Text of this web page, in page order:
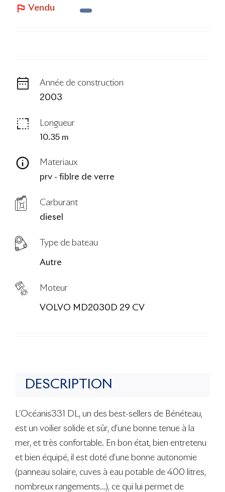
Vendu
Année de construction
2003
Longueur
10.35 m
Materiaux
prv - fiblre de verre
Carburant
diesel
Type de bateau
Autre
Moteur
VOLVO MD2030D 29 CV
DESCRIPTION
L’Océanis331 DL, un des best-sellers de Bénéteau,
est un voilier solide et sûr, d’une bonne tenue à la
mer, et très confortable. En bon état, bien entretenu
et bien équipé, il est doté d’une bonne autonomie
(panneau solaire, cuves à eau potable de 400 litres,
nombreux rangements…), ce qui lui permet de